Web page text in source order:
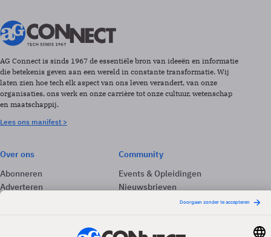
AG Connect is sinds 1967 de essentiële bron van ideeën en informatie
die betekenis geven aan een wereld in constante transformatie. Wij
laten zien hoe tech elk aspect van ons leven verandert, van onze
organisaties, ons werk en onze carrière tot onze cultuur, wetenschap
en maatschappij.
Lees ons manifest >
Over ons
Abonneren
Adverteren
Community
Events & Opleidingen
Nieuwsbrieven